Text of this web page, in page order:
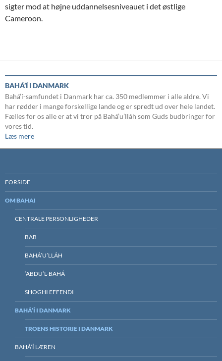
sigter mod at højne uddannelsesniveauet i det østlige
Cameroon.
BAHÁ’Í I DANMARK
Bahá’í-samfundet i Danmark har ca. 350 medlemmer i alle aldre. Vi
har rødder i mange forskellige lande og er spredt ud over hele landet.
Fælles for os alle er at vi tror på Bahá’u’lláh som Guds budbringer for
vores tid.
Læs mere
FORSIDE
OM BAHAI
CENTRALE PERSONLIGHEDER
BAB
BAHÁ’U’LLÁH
‘ABDU’L-BAHÁ
SHOGHI EFFENDI
BAHÁ’Í I DANMARK
TROENS HISTORIE I DANMARK
BAHÁ’Í LÆREN